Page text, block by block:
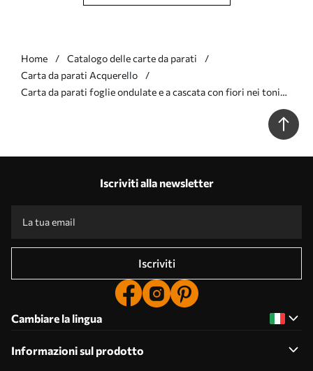
Home
Catalogo delle carte da parati
Carta da parati Acquerello
Carta da parati foglie ondulate e a cascata con fiori nei toni
Iscriviti alla newsletter
Iscriviti
Cambiare la lingua
Informazioni sul prodotto